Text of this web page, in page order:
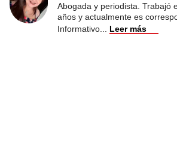
Abogada y periodista. Trabajó
años y actualmente es
Informativo
Leer más